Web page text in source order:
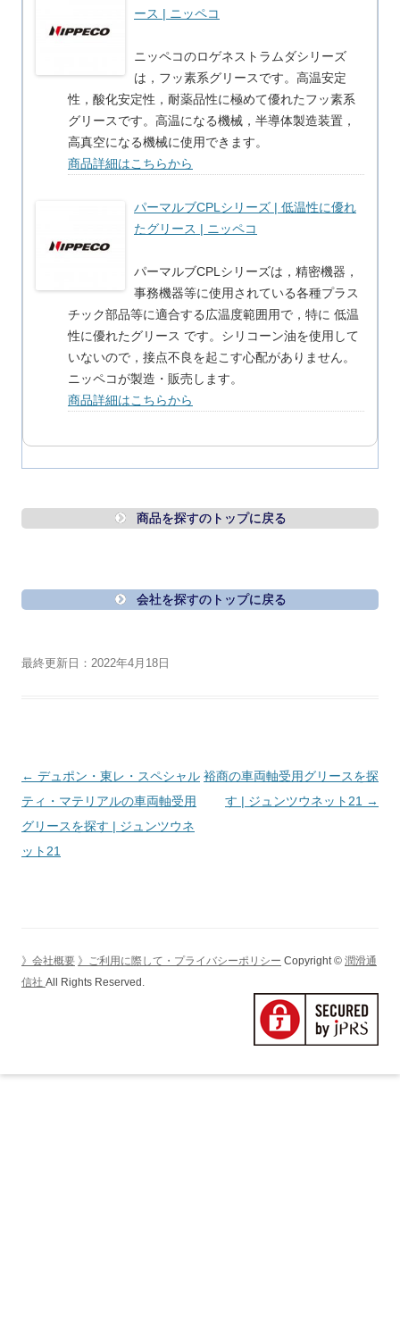
ース | ニッペコ
ニッペコのロゲネストラムダシリーズ
は，フッ素系グリースです。高温安定
性，酸化安定性，耐薬品性に極めて優れたフッ素系
グリースです。高温になる機械，半導体製造装置，
高真空になる機械に使用できます。
商品詳細はこちらから
パーマルブCPLシリーズ | 低温性に優れ
たグリース | ニッペコ
パーマルブCPLシリーズは，精密機器，
事務機器等に使用されている各種プラス
チック部品等に適合する広温度範囲用で，特に 低温
性に優れたグリース です。シリコーン油を使用して
いないので，接点不良を起こす心配がありません。
ニッペコが製造・販売します。
商品詳細はこちらから
商品を探すのトップに戻る
会社を探すのトップに戻る
最終更新日：2022年4月18日
投
稿
ナ
ビ
ン
← デュポン・東レ・スペシャル
ティ・マテリアルの車両軸受用
グリースを探す | ジュンツウネ
ット21
裕商の車両軸受用グリースを探
す | ジュンツウネット21 →
》会社概要 》ご利用に際して・プライバシーポリシー Copyright © 潤滑通
信社 All Rights Reserved.